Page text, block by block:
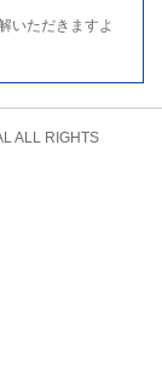
いただきますよ